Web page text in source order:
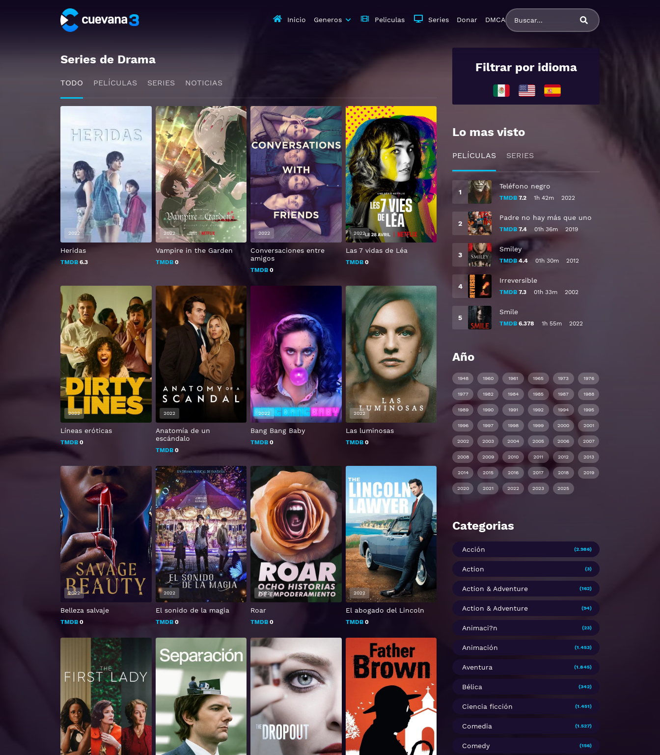
Inicio Generos Peliculas Series Donar DMCA
Series de Drama
TODO PELÍCULAS SERIES NOTICIAS
Heridas
TMDB 6.3
2022
Vampire in the Garden
TMDB0
2022
Conversaciones entre
amigos
TMDB 0
2022
Las 7 vidas de Léa
TMDB0
2022
Líneas eróticas
TMDB 0
2022
Anatomía de un
escándalo
TMDB0
2022
Bang Bang Baby
TMDB 0
2022
Las luminosas
TMDB0
2022
Belleza salvaje
TMDB 0
2022
El sonido de la magia
TMDB0
2022
Roar
TMDB 0
2022
El abogado del Lincoln
TMDB0
2022
Filtrar por idioma
Lo mas visto
PELÍCULAS SERIES
Teléfono negro
TMDB 7.2 1h 42m 2022
Padre no hay más que uno
TMDB 7.4 01h 36m 2019
Smiley
TMDB4.4 01h 30m 2012
Irreversible
TMDB 7.3 01h 33m 2002
Smile
TMDB 6.378 1h 55m 2022
Año
1948 1960 1961 1965 1973 1976
1977 1982 1984 1985 1987 1988
1989 1990 1991 1992 1994 1995
1996 1997 1998 1999 2000 2001
2002 2003 2004 2005 2006 2007
2008 2009 2010 2011 2012 2013
2014 2015 2016 2017 2018 2019
2020 2021 2022 2023 2025
Categorias
Acción (2.986)
Action (3)
Action & Adventure (162)
Action & Adventure (94)
Animaci?n (23)
Animación (1.453)
Aventura (1.845)
Bélica (342)
Ciencia ficción (1.451)
Comedia (1.527)
Comedy (156)